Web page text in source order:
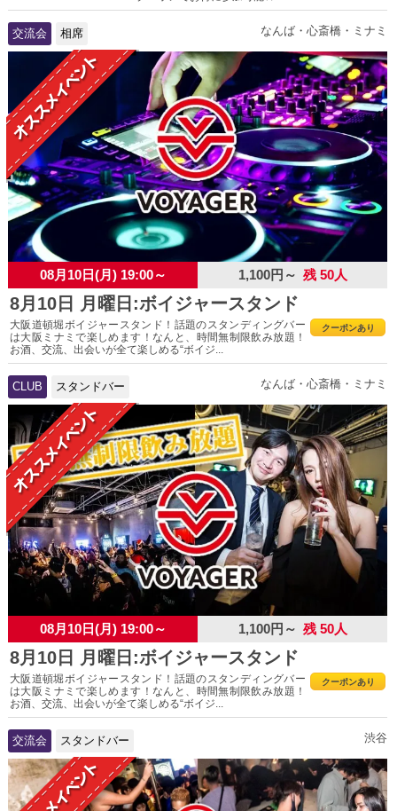
交流会 相席 なんば・心斎橋・ミナミ
08月10日(月) 19:00～ 1,100円～ 残 50人
8月10日 月曜日:ボイジャースタンド
クーポンあり
大阪道頓堀ボイジャースタンド！話題のスタンディングバー
は大阪ミナミで楽しめます！なんと、時間無制限飲み放題！
お酒、交流、出会いが全て楽しめる“ボイジ...
CLUB スタンドバー なんば・心斎橋・ミナミ
08月10日(月) 19:00～ 1,100円～ 残 50人
8月10日 月曜日:ボイジャースタンド
クーポンあり
大阪道頓堀ボイジャースタンド！話題のスタンディングバー
は大阪ミナミで楽しめます！なんと、時間無制限飲み放題！
お酒、交流、出会いが全て楽しめる“ボイジ...
交流会 スタンドバー 渋谷